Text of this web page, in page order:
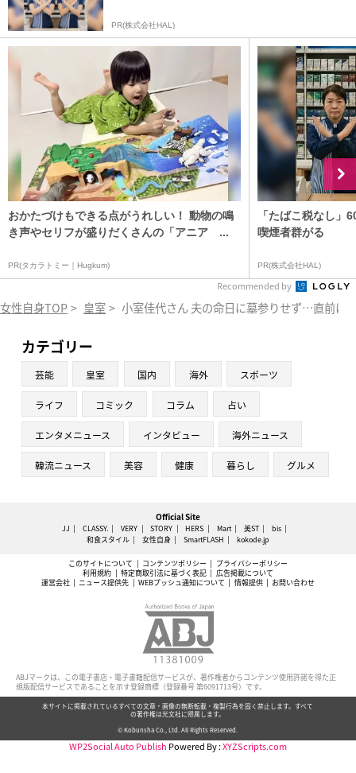
PR(株式会社HAL)
おかたづけもできる点がうれしい！ 動物の鳴
き声やセリフが盛りだくさんの「アニア ...
PR(タカラトミー｜Hugkum)
「たばこ税なし
喫煙者群がる
PR(株式会社HAL)
Recommended by
女性自身TOP > 皇室 > 小室佳代さん 夫の命日に墓参りせず…直前に
カテゴリー
芸能 皇室 国内 海外 スポーツ
ライフ コミック コラム 占い
エンタメニュース インタビュー 海外ニュース
韓流ニュース 美容 健康 暮らし グルメ
Official Site
JJ CLASSY. VERY STORY HERS Mart 美ST
bis
和食スタイル
女性自身 SmartFLASH kokode.jp
このサイトについて コンテンツポリシー
プライバシーポリシー
利用規約
特定商取引法に基づく表記
広告掲載について
運営会社
ニュース提供先 WEBプッシュ通知について 情報提供 お問い合わせ
ABJマークは、この電子書店・電子書籍配信サービスが、著作権者からコンテンツ使用許諾を得た正
規版配信サービスであることを示す登録商標（登録番号 第6091713号）です。
本サイトに掲載されているすべての文章・画像の無断転載・複製行為を固く禁止します。すべて
の著作権は光文社に帰属します。
© Kobunsha Co., Ltd. All Rights Reserved.
WP2Social Auto Publish Powered By :XYZScripts.com